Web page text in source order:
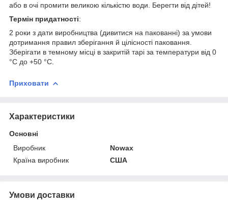
або в очі промити великою кількістю води. Берегти від дітей!
Термін придатності:
2 роки з дати виробництва (дивитися на пакованні) за умови
дотримання правил зберігання й цілісності паковання.
Зберігати в темному місці в закритій тарі за температури від 0
°C до +50 °C.
Приховати
Характеристики
Основні
Виробник
Nowax
Країна виробник
США
Умови доставки